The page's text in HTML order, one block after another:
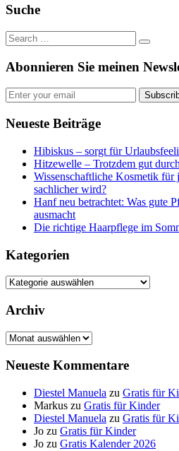
Suche
Abonnieren Sie meinen
Neueste Beiträge
Hibiskus – sorgt für
Hitzewelle – Trotzdem gut
Wissenschaftliche Kosmetik für
sachlicher wird?
Hanf neu betrachtet: Was gute
ausmacht
Die richtige Haarpflege im
Kategorien
Kategorien
Archiv
Archiv
Neueste Kommentare
Diestel Manuela zu Gratis für
Markus zu Gratis für Kinder
Diestel Manuela zu Gratis für
Jo zu Gratis für Kinder
Jo zu Gratis Kalender 2026